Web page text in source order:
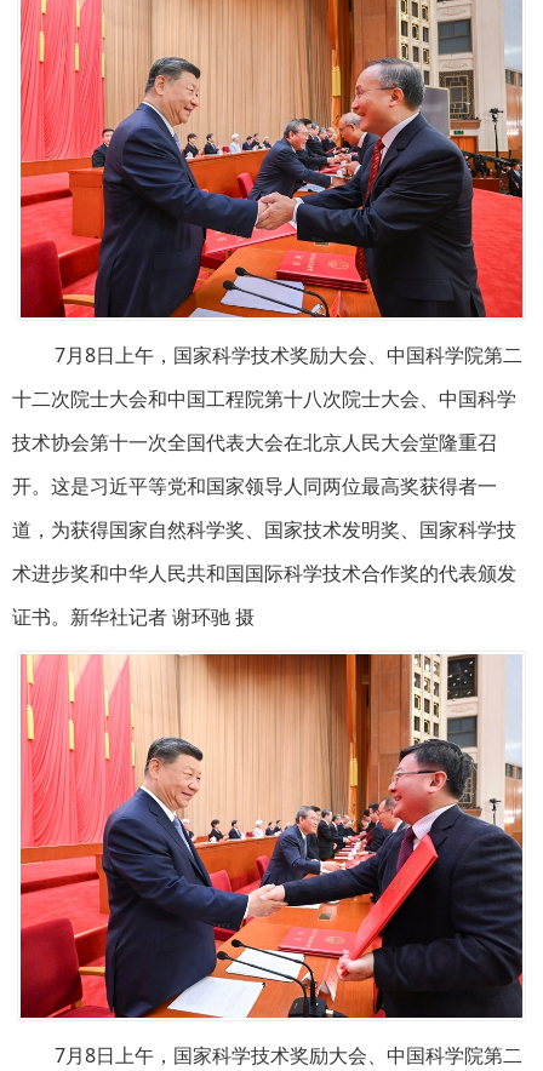
7月8日上午，国家科学技术奖励大会、中国科学院第二
十二次院士大会和中国工程院第十八次院士大会、中国科学
技术协会第十一次全国代表大会在北京人民大会堂隆重召
开。这是习近平等党和国家领导人同两位最高奖获得者一
道，为获得国家自然科学奖、国家技术发明奖、国家科学技
术进步奖和中华人民共和国国际科学技术合作奖的代表颁发
证书。新华社记者 谢环驰 摄
7月8日上午，国家科学技术奖励大会、中国科学院第二